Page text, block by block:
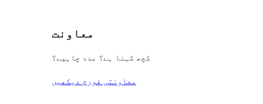
معاونت
کچھ کہنا ہے؟ مدد چاہیے؟
معاونتی فورم دیکھیں